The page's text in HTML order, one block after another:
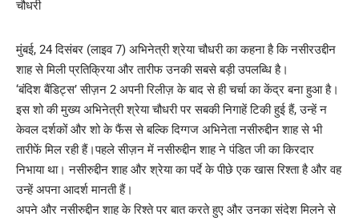
मुंबई, 24 दिसंबर (लाइव 7) अभिनेत्री श्रेया चौधरी का कहना है कि नसीरउद्दीन
शाह से मिली प्रतिक्रिया और तारीफ उनकी सबसे बड़ी उपलब्धि है।
‘बंदिश बैंडिट्स’ सीज़न 2 अपनी रिलीज़ के बाद से ही चर्चा का केंद्र बना हुआ है।
इस शो की मुख्य अभिनेत्री श्रेया चौधरी पर सबकी निगाहें टिकी हुई हैं, उन्हें न
केवल दर्शकों और शो के फैंस से बल्कि दिग्गज अभिनेता नसीरुद्दीन शाह से भी
तारीफें मिल रही हैं।पहले सीज़न में नसीरुद्दीन शाह ने पंडित जी का किरदार
निभाया था। नसीरुद्दीन शाह और श्रेया का पर्दे के पीछे एक खास रिश्ता है और वह
उन्हें अपना आदर्श मानती हैं।
अपने और नसीरुद्दीन शाह के रिश्ते पर बात करते हुए और उनका संदेश मिलने से